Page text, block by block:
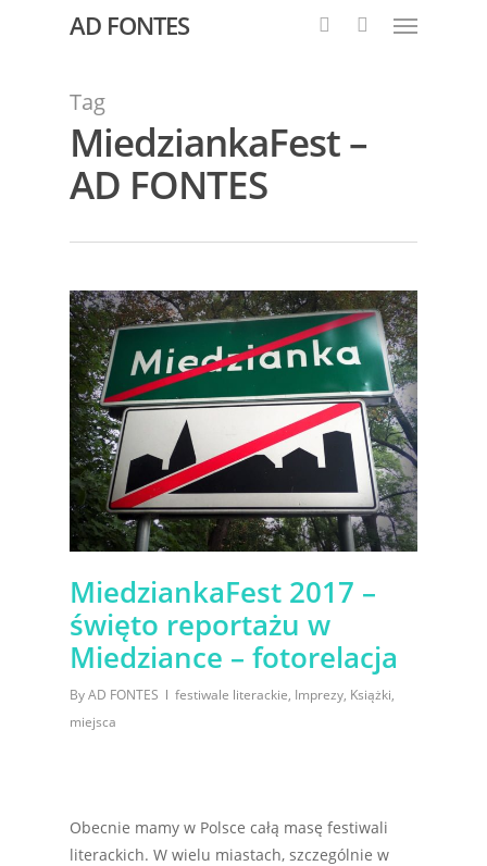
AD FONTES
Tag
MiedziankaFest –
AD FONTES
MiedziankaFest 2017 –
święto reportażu w
Miedziance – fotorelacja
ByAD FONTES festiwale literackie, Imprezy, Książki,
miejsca
Obecnie mamy w Polsce całą masę festiwali
literackich. W wielu miastach, szczególnie w